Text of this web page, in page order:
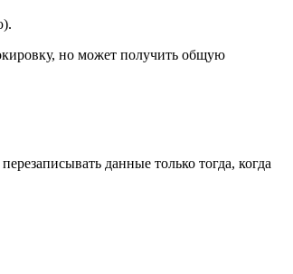
но может получить общую
данные только тогда, когда